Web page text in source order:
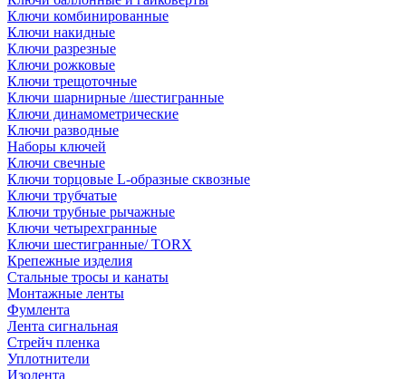
Ключи комбинированные
Ключи накидные
Ключи разрезные
Ключи рожковые
Ключи трещоточные
Ключи шарнирные /шестигранные
Ключи динамометрические
Ключи разводные
Наборы ключей
Ключи свечные
Ключи торцовые L-образные сквозные
Ключи трубчатые
Ключи трубные рычажные
Ключи четырехгранные
Ключи шестигранные/ TORX
Крепежные изделия
Стальные тросы и канаты
Монтажные ленты
Фумлента
Лента сигнальная
Стрейч пленка
Уплотнители
Изолента